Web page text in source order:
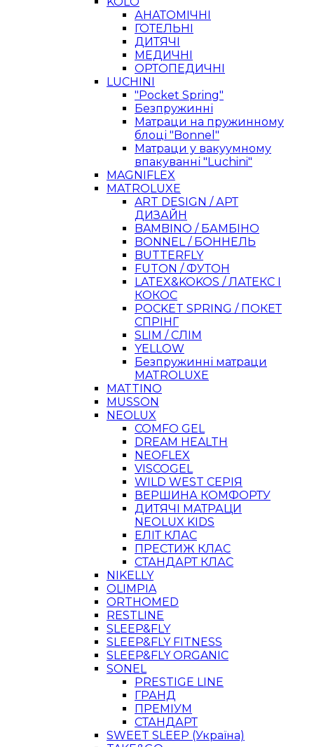
АНАТОМІЧНІ
ГОТЕЛЬНІ
ДИТЯЧІ
МЕДИЧНІ
ОРТОПЕДИЧНІ
LUCHINI
"Pocket Spring"
Безпружинні
Матраци на пружинному
блоці "Bonnel"
Матраци у вакуумному
впакуванні "Luchini"
MAGNIFLEX
MATROLUXE
ART DESIGN / АРТ
ДИЗАЙН
BAMBINO / БАМБІНО
BONNEL / БОННЕЛЬ
BUTTERFLY
FUTON / ФУТОН
LATEX&KOKOS / ЛАТЕКС І
КОКОС
POCKET SPRING / ПОКЕТ
СПРІНГ
SLIM / СЛІМ
YELLOW
Безпружинні матраци
MATROLUXE
MATTINO
MUSSON
NEOLUX
COMFO GEL
DREAM HEALTH
NEOFLEX
VISCOGEL
WILD WEST СЕРІЯ
ВЕРШИНА КОМФОРТУ
ДИТЯЧІ МАТРАЦИ
NEOLUX KIDS
ЕЛІТ КЛАС
ПРЕСТИЖ КЛАС
СТАНДАРТ КЛАС
NIKELLY
OLIMPIA
ORTHOMED
RESTLINE
SLEEP&FLY
SLEEP&FLY FITNESS
SLEEP&FLY ORGANIC
SONEL
PRESTIGE LINE
ГРАНД
ПРЕМІУМ
СТАНДАРТ
SWEET SLEEP (Україна)